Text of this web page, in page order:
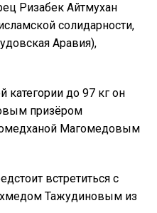
Ризабек Айтмухан
солидарности,
Аравия),
категории до 97 кг он
призёром
Магомедовым
встретиться с
Тажудиновым из